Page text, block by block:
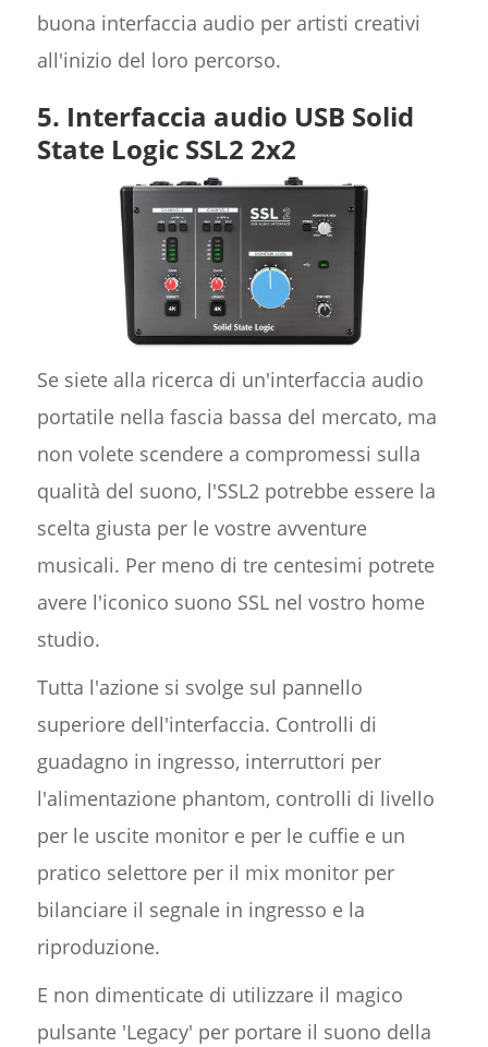
buona interfaccia audio per artisti creativi
all'inizio del loro percorso.
5. Interfaccia audio USB Solid
State Logic SSL2 2x2
Se siete alla ricerca di un'interfaccia audio
portatile nella fascia bassa del mercato, ma
non volete scendere a compromessi sulla
qualità del suono, l'SSL2 potrebbe essere la
scelta giusta per le vostre avventure
musicali. Per meno di tre centesimi potrete
avere l'iconico suono SSL nel vostro home
studio.
Tutta l'azione si svolge sul pannello
superiore dell'interfaccia. Controlli di
guadagno in ingresso, interruttori per
l'alimentazione phantom, controlli di livello
per le uscite monitor e per le cuffie e un
pratico selettore per il mix monitor per
bilanciare il segnale in ingresso e la
riproduzione.
E non dimenticate di utilizzare il magico
pulsante 'Legacy' per portare il suono della